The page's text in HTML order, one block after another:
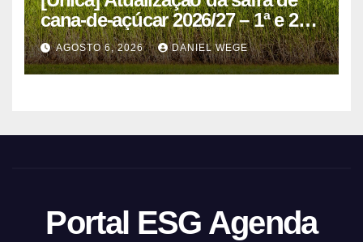
cana-de-açúcar 2026/27 – 1ª e 2ª
quinzenas de junho
AGOSTO 6, 2026 DANIEL WEGE
Portal ESG Agenda